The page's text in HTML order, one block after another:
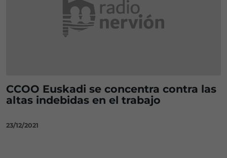
CCOO Euskadi se concentra contra las
altas indebidas en el trabajo
23/12/2021